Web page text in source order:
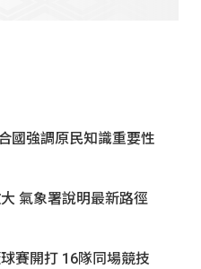
國強調原民知識重要性
氣象署說明最新路徑
賽開打 16隊同場競技